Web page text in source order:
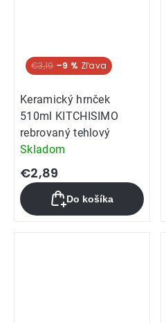
€3,19 –9 %
Keramický hrnček
510ml KITCHISIMO
rebrovaný tehlový
Skladom
€2,89
Do košíka